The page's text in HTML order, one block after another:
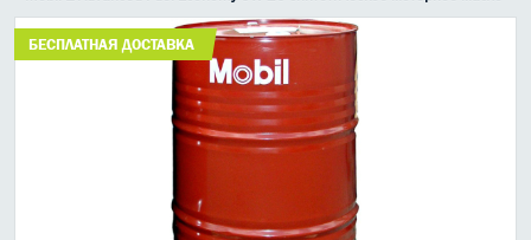
ГРУЗОВЫЕ МАСЛА
ГИДРАВЛИЧЕСКИЕ МАСЛА
БЕСПЛАТНАЯ ДОСТАВКА